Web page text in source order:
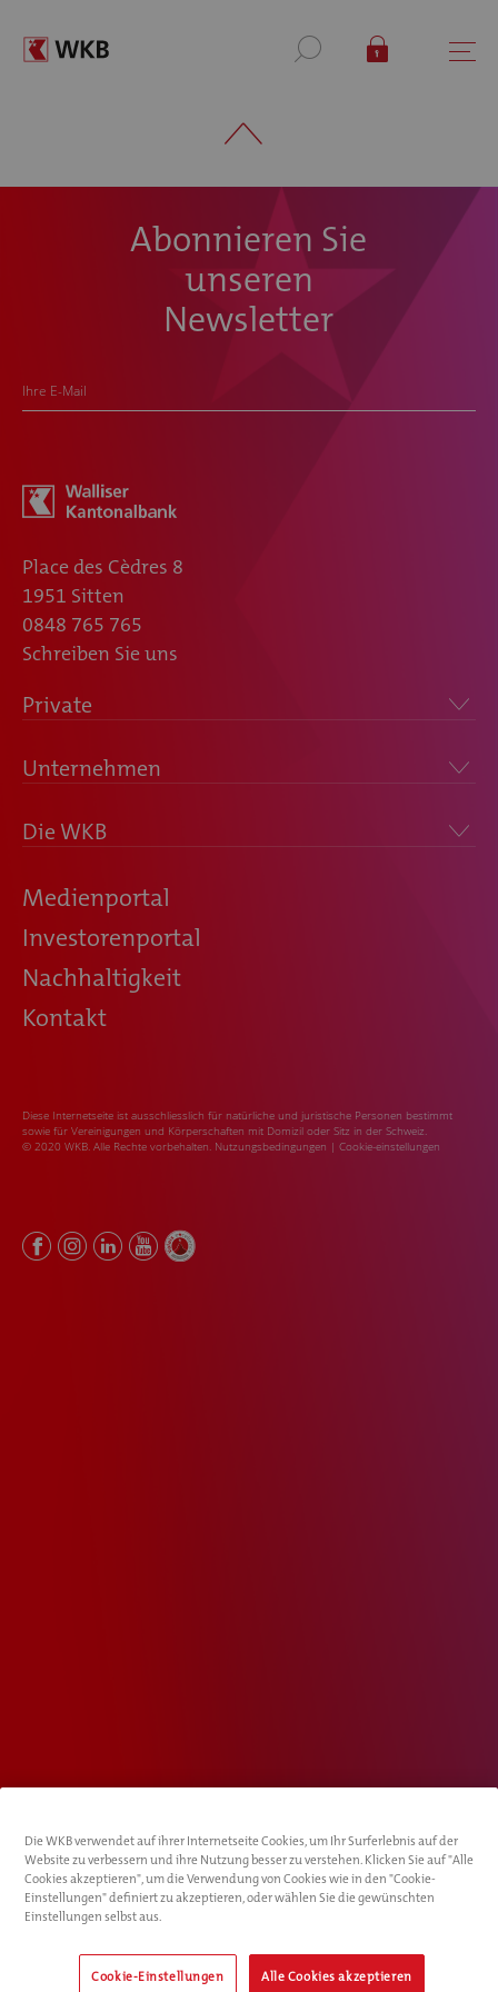
Abonnieren Sie
unseren
Newsletter
Ihre E-Mail
Place des Cèdres 8
1951 Sitten
0848 765 765
Schreiben Sie uns
Private
Unternehmen
Die WKB
Medienportal
Investorenportal
Nachhaltigkeit
Kontakt
Diese Internetseite ist ausschliesslich für natürliche und juristische Personen bestimmt
sowie für Vereinigungen und Körperschaften mit Domizil oder Sitz in der Schweiz.
© 2020 WKB. Alle Rechte vorbehalten. Nutzungsbedingungen | Cookie-einstellungen
Die WKB verwendet auf ihrer Internetseite Cookies, um Ihr Surferlebnis auf der
Website zu verbessern und ihre Nutzung besser zu verstehen. Klicken Sie auf "Alle
Cookies akzeptieren", um die Verwendung von Cookies wie in den "Cookie-
Einstellungen" definiert zu akzeptieren, oder wählen Sie die gewünschten
Einstellungen selbst aus.
Cookie-Einstellungen Alle Cookies akzeptieren